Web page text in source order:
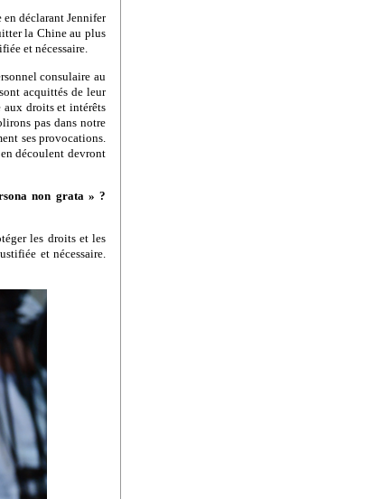
en déclarant Jennifer
la Chine au plus
et nécessaire.
consulaire au
acquittés de leur
aux droits et intérêts
pas dans notre
ses provocations.
découlent devront
non grata » ?
les droits et les
et nécessaire.